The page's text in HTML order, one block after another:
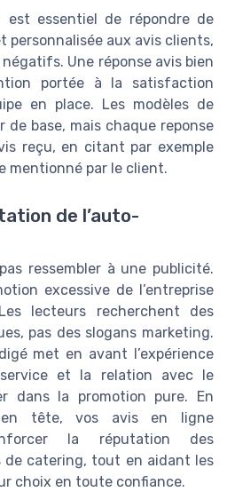
est essentiel de répondre de
personnalisée aux avis clients,
Une réponse avis bien
portée à la satisfaction
en place. Les modèles de
de base, mais chaque reponse
reçu, en citant par exemple
mentionné par le client.
de l’auto-
ressembler à une publicité.
excessive de l’entreprise
lecteurs recherchent des
pas des slogans marketing.
met en avant l’expérience
et la relation avec le
dans la promotion pure. En
tête, vos avis en ligne
la réputation des
de catering, tout en aidant les
choix en toute confiance.